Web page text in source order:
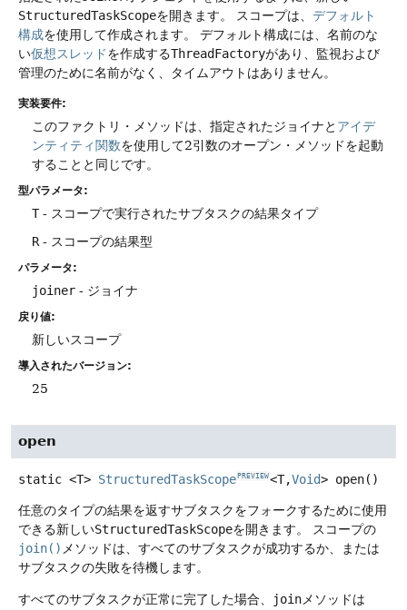
StructuredTaskScopeを開きます。 スコープは、 デフォルト
構成を使用して作成されます。
デフォルト構成には、名前のな
い仮想スレッドを作成するThreadFactoryがあり、監視および
管理のために名前がなく、タイムアウトはありません。
実装要件:
このファクトリ・メソッドは、指定されたジョイナと アイデ
ンティティ関数を使用して2引数のオープン・メソッドを起動
することと同じです。
型パラメータ:
T- スコープで実行されたサブタスクの結果タイプ
R - スコープの結果型
パラメータ:
joiner - ジョイナ
戻り値:
新しいスコープ
導入されたバージョン:
25
open
static <T> StructuredTaskScope PREVIEW<T,Void> open()
任意のタイプの結果を返すサブタスクをフォークするために使用
できる新しいStructuredTaskScopeを開きます。
スコープの
join() メソッドは、すべてのサブタスクが成功するか、または
サブタスクの失敗を待機します。
すべてのサブタスクが正常に完了した場合、 joinメソッドは